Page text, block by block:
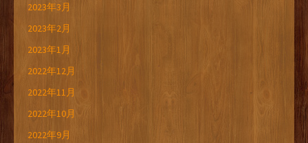
2023年3月
2023年2月
2023年1月
2022年12月
2022年11月
2022年10月
2022年9月